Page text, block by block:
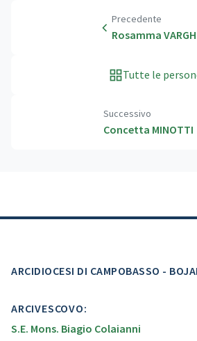
Precedente
Rosamma
Tutte le
Successivo
Concetta MINOTTI
ARCIDIOCESI DI CAMPOBASSO -
ARCIVESCOVO:
S.E. Mons. Biagio Colaianni